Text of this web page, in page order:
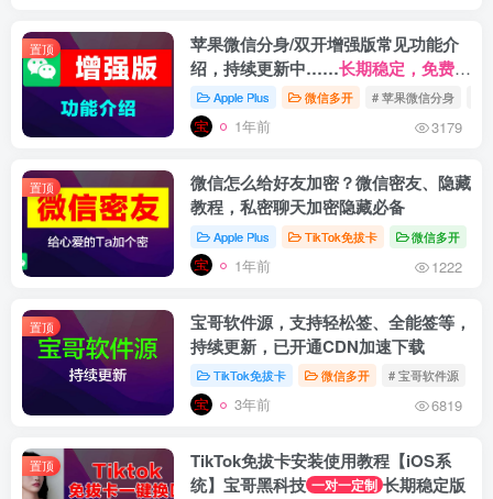
置顶
苹果微信分身/双开增强版常见功能介
绍，持续更新中……长期稳定，免费更
新。Apple Plus 微信多开 # 苹果微信分身
1年前 3179
置顶
微信怎么给好友加密？微信密友、隐藏
教程，私密聊天加密隐藏必备
Apple Plus TikTok免拔卡 微信多开
1年前 1222
置顶
宝哥软件源，支持轻松签、全能签等，
持续更新，已开通CDN加速下载
TikTok免拔卡 微信多开 # 宝哥软件源
3年前 6819
置顶
TikTok免拔卡安装使用教程【iOS系
统】宝哥黑科技 一对一定制 长期稳定版